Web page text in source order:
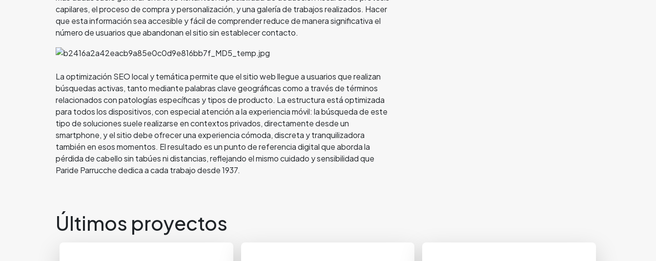
capilares, el proceso de compra y personalización, y una galería de trabajos realizados. Hacer
que esta información sea accesible y fácil de comprender reduce de manera significativa el
número de usuarios que abandonan el sitio sin establecer contacto.
La optimización SEO local y temática permite que el sitio web llegue a usuarios que realizan
búsquedas activas, tanto mediante palabras clave geográficas como a través de términos
relacionados con patologías específicas y tipos de producto. La estructura está optimizada
para todos los dispositivos, con especial atención a la experiencia móvil: la búsqueda de este
tipo de soluciones suele realizarse en contextos privados, directamente desde un
smartphone, y el sitio debe ofrecer una experiencia cómoda, discreta y tranquilizadora
también en esos momentos. El resultado es un punto de referencia digital que aborda la
pérdida de cabello sin tabúes ni distancias, reflejando el mismo cuidado y sensibilidad que
Paride Parrucche dedica a cada trabajo desde 1937.
Últimos proyectos